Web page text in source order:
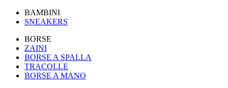
BAMBINI
SNEAKERS
BORSE
ZAINI
BORSE A SPALLA
TRACOLLE
BORSE A MANO